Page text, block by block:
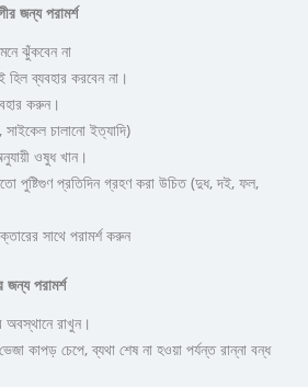
জন্য পরামর্শ
ঝুঁকবেন না
ব্যবহার করবেন না।
করুন।
চালানো ইত্যাদি)
ওষুধ খান।
পুষ্টিগুণ প্রতিদিন গ্রহণ করা উচিত (দুধ, দই, ফল,
সাথে পরামর্শ করুন
পরামর্শ
অবস্থানে রাখুন।
কাপড় চেপে, ব্যথা শেষ না হওয়া পর্যন্ত রান্না বন্ধ